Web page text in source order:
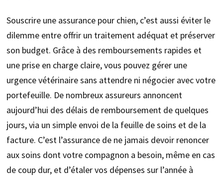
Souscrire une assurance pour chien, c’est aussi éviter le
dilemme entre offrir un traitement adéquat et préserver
son budget. Grâce à des remboursements rapides et
une prise en charge claire, vous pouvez gérer une
urgence vétérinaire sans attendre ni négocier avec votre
portefeuille. De nombreux assureurs annoncent
aujourd’hui des délais de remboursement de quelques
jours, via un simple envoi de la feuille de soins et de la
facture. C’est l’assurance de ne jamais devoir renoncer
aux soins dont votre compagnon a besoin, même en cas
de coup dur, et d’étaler vos dépenses sur l’année à